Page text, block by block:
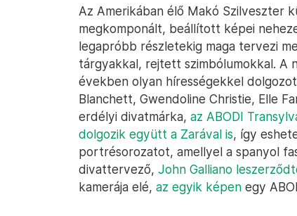
Az Amerikában élő Makó Szilveszter
megkomponált, beállított képei
legapróbb részletekig maga tervezi
tárgyakkal, rejtett szimbólumokkal. A
években olyan hírességekkel
Blanchett, Gwendoline Christie, Elle
erdélyi divatmárka, az ABODI
dolgozik együtt a Zarával is, így
portrésorozatot, amellyel a spanyol
divattervező, John Galliano
kamerája elé, az egyik képen egy